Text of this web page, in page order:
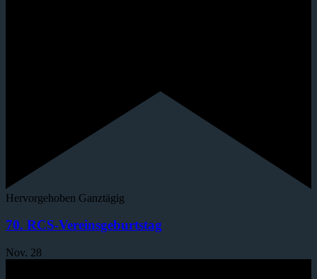
Hervorgehoben Ganztägig
70. RCS-Vereinsgeburtstag
Nov. 28